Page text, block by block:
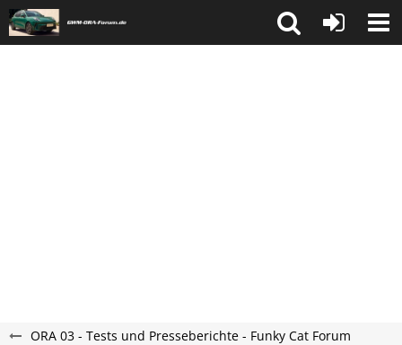
ORA 03 - Tests und Presseberichte - Funky Cat Forum